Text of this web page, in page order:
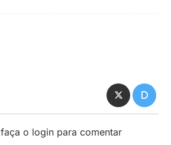
o login para comentar